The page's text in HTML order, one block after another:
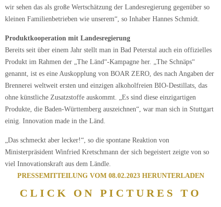
wir sehen das als große Wertschätzung der Landesregierung gegenüber so
kleinen Familienbetrieben wie unserem“, so Inhaber Hannes Schmidt.
Produktkooperation mit Landesregierung
Bereits seit über einem Jahr stellt man in Bad Peterstal auch ein offizielles
Produkt im Rahmen der „The Länd“-Kampagne her. „The Schnäps“
genannt, ist es eine Auskopplung von BOAR ZERO, des nach Angaben der
Brennerei weltweit ersten und einzigen alkoholfreien BIO-Destillats, das
ohne künstliche Zusatzstoffe auskommt. „Es sind diese einzigartigen
Produkte, die Baden-Württemberg auszeichnen“, war man sich in Stuttgart
einig. Innovation made in the Länd.
„Das schmeckt aber lecker!“, so die spontane Reaktion von
Ministerpräsident Winfried Kretschmann der sich begeistert zeigte von so
viel Innovationskraft aus dem Ländle.
PRESSEMITTEILUNG VOM 08.02.2023 HERUNTERLADEN
CLICK ON PICTURES TO